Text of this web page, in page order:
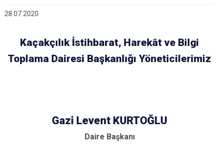
28.07.2020
Kaçakçılık İstihbarat, Harekât ve Bilgi
Toplama Dairesi Başkanlığı Yöneticilerimiz
Gazi Levent KURTOĞLU
Daire Başkanı